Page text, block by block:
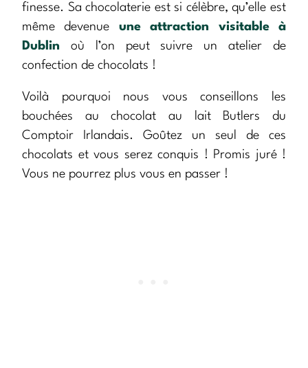
finesse. Sa chocolaterie est si célèbre, qu’elle est
même devenue une attraction visitable à
Dublin où l’on peut suivre un atelier de
confection de chocolats !
Voilà pourquoi nous vous conseillons les
bouchées au chocolat au lait Butlers du
Comptoir Irlandais. Goûtez un seul de ces
chocolats et vous serez conquis ! Promis juré !
Vous ne pourrez plus vous en passer !